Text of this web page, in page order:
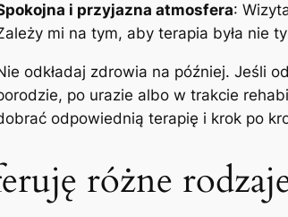
i przyjazna atmosfera:
mi na tym, aby terapia była nie
odkładaj zdrowia na później. Jeśli
po urazie albo w trakcie
odpowiednią terapię i krok po
różne